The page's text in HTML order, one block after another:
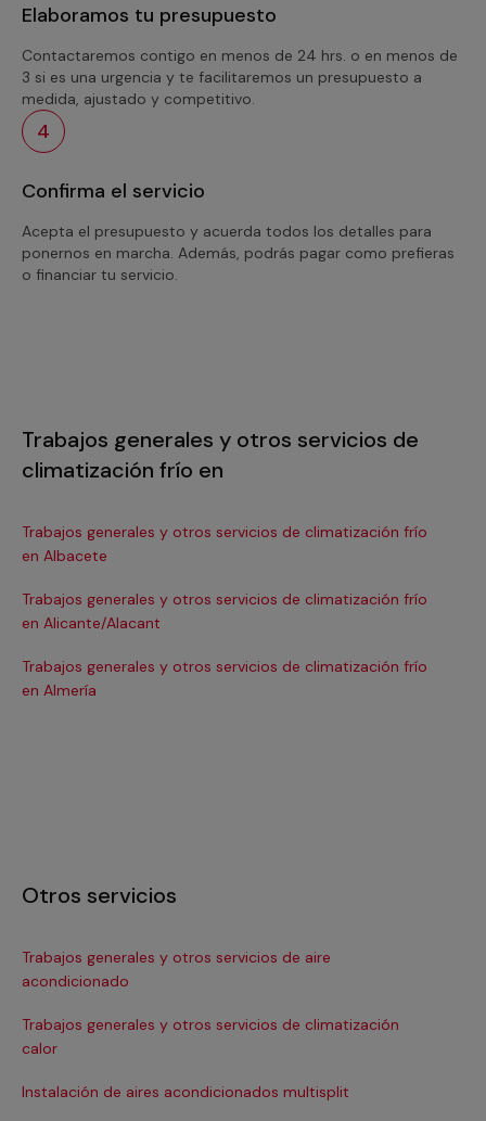
Elaboramos tu presupuesto
Contactaremos contigo en menos de 24 hrs. o en menos de
3 si es una urgencia y te facilitaremos un presupuesto a
medida, ajustado y competitivo.
4
Confirma el servicio
Acepta el presupuesto y acuerda todos los detalles para
ponernos en marcha. Además, podrás pagar como prefieras
o financiar tu servicio.
Trabajos generales y otros servicios de
climatización frío en
Trabajos generales y otros servicios de climatización frío
en Albacete
Trabajos generales y otros servicios de climatización frío
en Alicante/Alacant
Trabajos generales y otros servicios de climatización frío
en Almería
Otros servicios
Trabajos generales y otros servicios de aire
acondicionado
Trabajos generales y otros servicios de climatización
calor
Instalación de aires acondicionados multisplit